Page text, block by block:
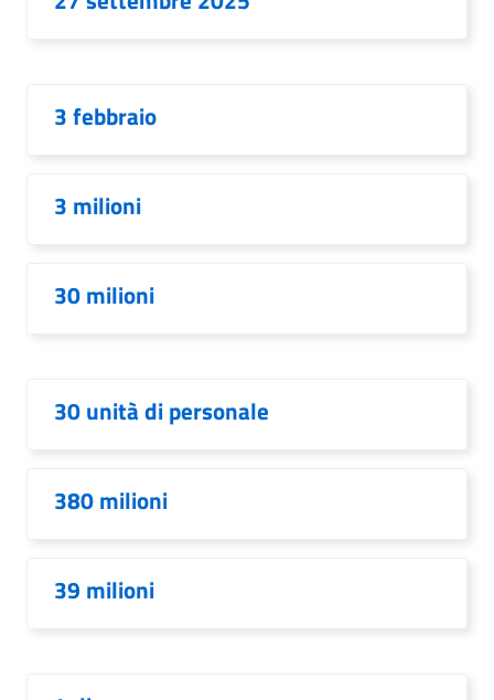
3 febbraio
3 milioni
30 milioni
30 unità di personale
380 milioni
39 milioni